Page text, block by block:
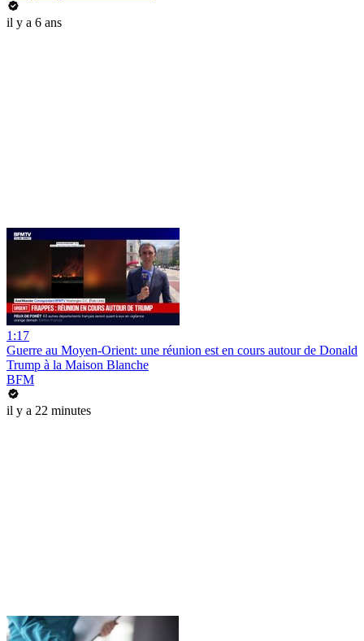
il y a 6 ans
1:17
Guerre au Moyen-Orient: une réunion est en cours autour de Donald
Trump à la Maison Blanche
BFM
il y a 22 minutes